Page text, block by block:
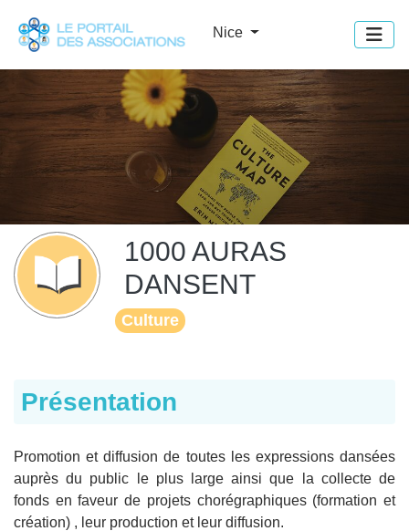
Nice
1000 AURAS
DANSENT
Culture
Présentation
Promotion et diffusion de toutes les expressions dansées
auprès du public le plus large ainsi que la collecte de
fonds en faveur de projets chorégraphiques (formation et
création) , leur production et leur diffusion.